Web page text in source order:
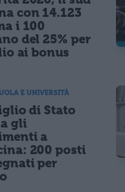
con 14.123
i 100
del 25% per
ai bonus
E UNIVERSITÀ
di Stato
gli
a
200 posti
per